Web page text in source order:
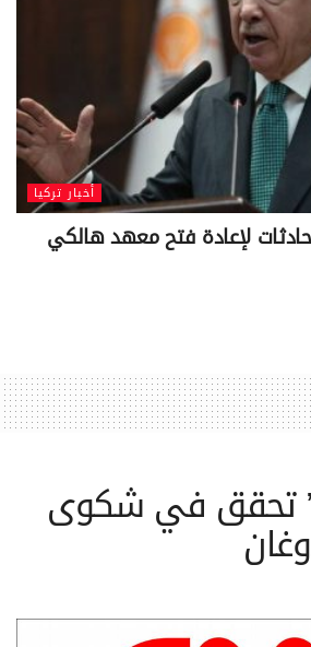
أخبار تركيا
محادثات لإعادة فتح معهد هالكي
تحقق في شكوى